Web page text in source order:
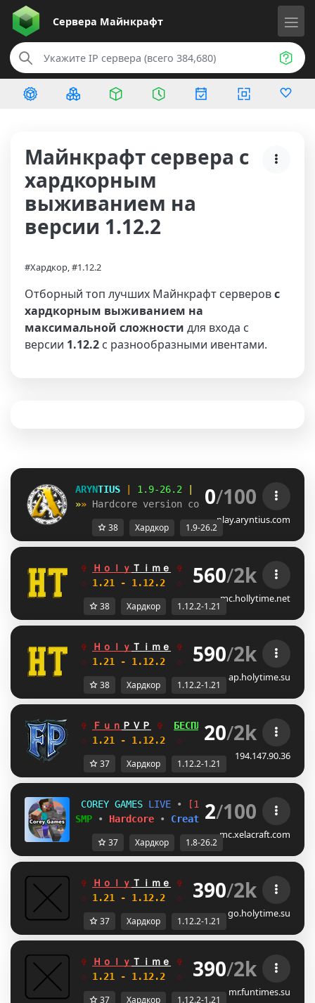
Сервера Майнкрафт
Майнкрафт сервера с
хардкорным
выживанием на
версии 1.12.2
#Хардкор, #1.12.2
Отборный топ лучших Майнкрафт серверовс
хардкорным выживанием на
максимальной сложности для входа с
версии 1.12.2 с разнообразными ивентами.
ARYNTIUS 1.9-26.2
play.aryntius.net
»» Hardcore version coming soon?
0/100
play.aryntius.com
38 Хардкор 1.9-26.2
✞ Ｈｏｌｙ Ｔｉｍｅ ✞ FREE ДОНАТ
АНАРХИЯ
☆ 1.21 - 1.12.2 ☆ Глобальное
560/2k
mc.hollytime.net
38 Хардкор 1.12.2-1.21
✞ Ｈｏｌｙ Ｔｉｍｅ ✞ FREE ДОНАТ
АНАРХИЯ
☆ 1.21 - 1.12.2 ☆ Глобальное
590/2k
ap.holytime.su
38 Хардкор 1.12.2-1.21
✞ Ｆｕｎ ＰＶＰ ✞ БЕСПЛАТНЫЙ ДОНАТ DF
☆ 1.21 - 1.12.2 ☆ Глобальное
20/2k
194.147.90.36
37 Хардкор 1.12.2-1.21
COREY GAMES L IVE •
[1.8–26.2]
SMP
• Hardcore • Creative Minigames
2/100
mc.xelacraft.com
37 Хардкор 1.8-26.2
✞ Ｈｏｌｙ Ｔｉｍｅ ✞ FREE ДОНАТ
АНАРХИЯ
☆ 1.21 - 1.12.2 ☆ Глобальное
390/2k
go.holytime.su
37 Хардкор 1.12.2-1.21
✞ Ｈｏｌｙ Ｔｉｍｅ ✞ FREE ДОНАТ
АНАРХИЯ
☆ 1.21 - 1.12.2 ☆ Глобальное
390/2k
mr.funtimes.su
37 Хардкор 1.12.2-1.21